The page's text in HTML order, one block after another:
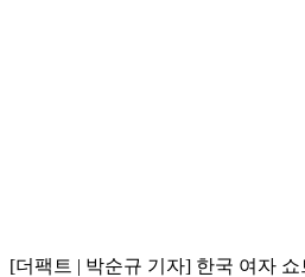
[더팩트 | 박순규 기자] 한국 여자